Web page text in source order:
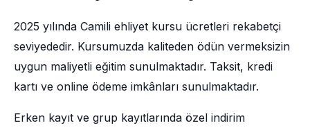
2025 yılında Camili ehliyet kursu ücretleri rekabetçi
seviyededir. Kursumuzda kaliteden ödün vermeksizin
uygun maliyetli eğitim sunulmaktadır. Taksit, kredi
kartı ve online ödeme imkânları sunulmaktadır.
Erken kayıt ve grup kayıtlarında özel indirim